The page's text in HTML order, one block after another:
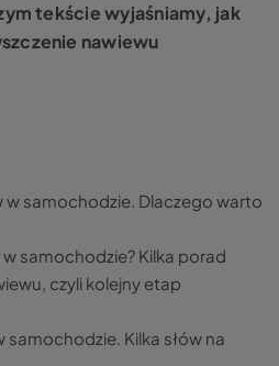
tekście wyjaśniamy, jak
nawiewu
w samochodzie. Dlaczego warto
samochodzie? Kilka porad
czyli kolejny etap
samochodzie. Kilka słów na